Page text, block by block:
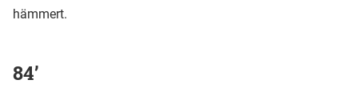
hämmert.
84’